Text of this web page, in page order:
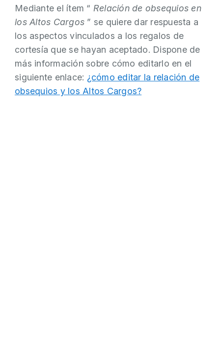
Mediante el ítem “ Relación de obsequios en
los Altos Cargos ” se quiere dar respuesta a
los aspectos vinculados a los regalos de
cortesía que se hayan aceptado. Dispone de
más información sobre cómo editarlo en el
siguiente enlace: ¿cómo editar la relación de
obsequios y los Altos Cargos?